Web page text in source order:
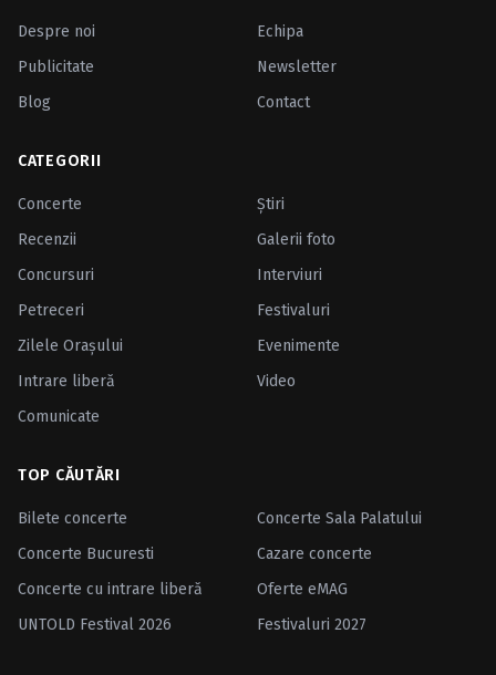
Despre noi
Echipa
Publicitate
Newsletter
Blog
Contact
CATEGORII
Concerte
Ştiri
Recenzii
Galerii foto
Concursuri
Interviuri
Petreceri
Festivaluri
Zilele Oraşului
Evenimente
Intrare liberă
Video
Comunicate
TOP CĂUTĂRI
Bilete concerte
Concerte Sala Palatului
Concerte Bucuresti
Cazare concerte
Concerte cu intrare liberă
Oferte eMAG
UNTOLD Festival 2026
Festivaluri 2027